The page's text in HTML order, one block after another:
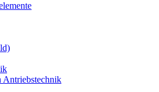
Antriebstechnik